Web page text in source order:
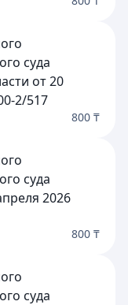
суда
от 20
2/517
800 ₸
суда
2026
800 ₸
суда